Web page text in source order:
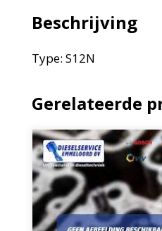
Beschrijving
Type: S12N
Gerelateerde